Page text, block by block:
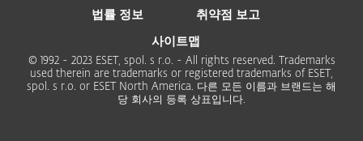
법률 정보
취약점 보고
사이트맵
© 1992 - 2023 ESET, spol. s r.o. - All rights reserved. Trademarks
used therein are trademarks or registered trademarks of ESET,
spol. s r.o. or ESET North America. 다른 모든 이름과 브랜드는 해
당 회사의 등록 상표입니다.